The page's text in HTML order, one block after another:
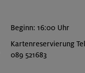
Beginn: 16:00 Uhr
Kartenreservierung
089 521683